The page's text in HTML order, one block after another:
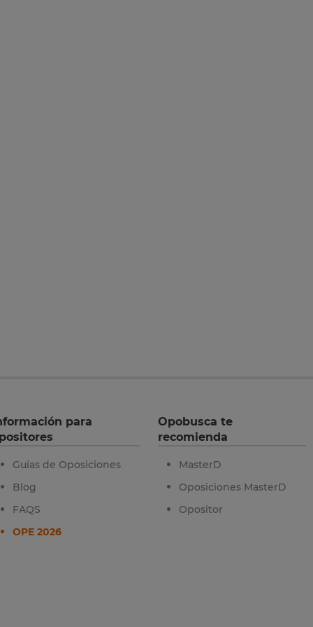
para
Guías de Oposiciones
Blog
FAQS
OPE 2026
Opobusca te
recomienda
MasterD
Oposiciones MasterD
Opositor